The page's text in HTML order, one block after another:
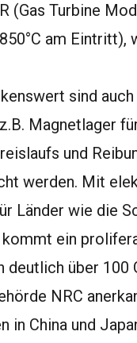
(Gas Turbine
am Eintritt),
sind
Magnetlager
und
werden. Mit
Länder wie die
kommt ein
deutlich über 100
NRC
in China und